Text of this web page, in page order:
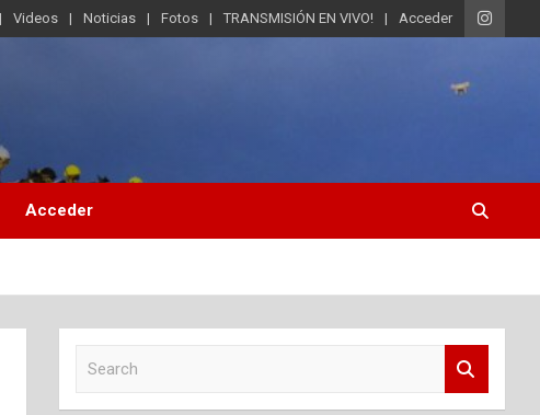
Videos Noticias Fotos TRANSMISIÓN EN VIVO! Acceder
Acceder